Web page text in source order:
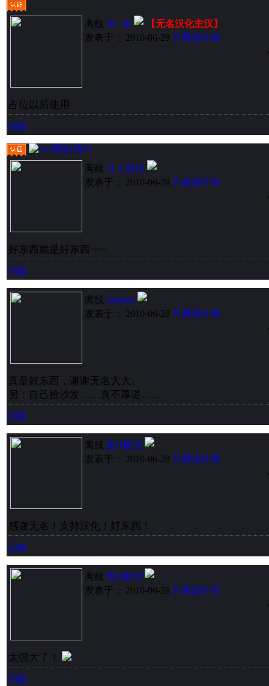
离线 无--名
【无名汉化主汉】
发表于： 2010-06-28 只看该作者
占位以后使用
回复
离线 月上清弦
发表于： 2010-06-28 只看该作者
好东西就是好东西~~~
回复
离线 mythxp
发表于： 2010-06-28 只看该作者
真是好东西，谢谢无名大大。
另：自己抢沙发……真不厚道……
回复
离线 鱼D眼泪
发表于： 2010-06-28 只看该作者
感谢无名！支持汉化！好东西！
回复
离线 鱼D眼泪
发表于： 2010-06-28 只看该作者
太强大了！
回复